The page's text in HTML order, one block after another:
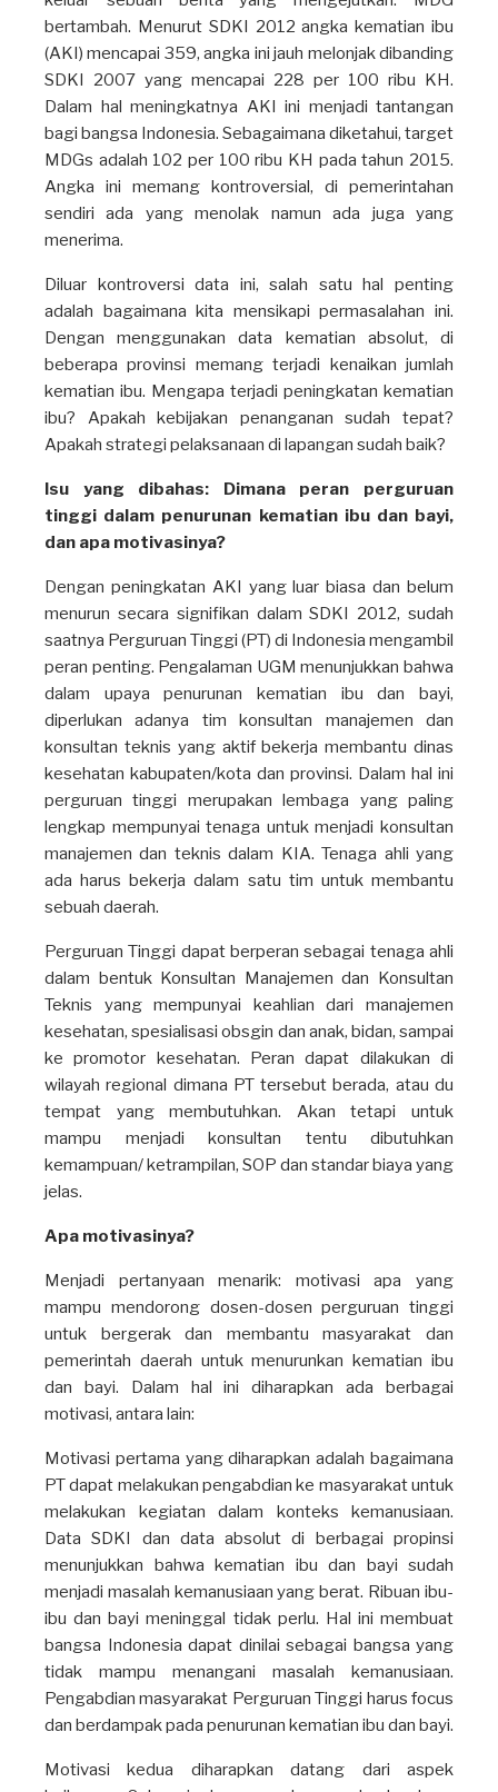
bertambah. Menurut SDKI 2012 angka kematian ibu
(AKI) mencapai 359, angka ini jauh melonjak dibanding
SDKI 2007 yang mencapai 228 per 100 ribu KH.
Dalam hal meningkatnya AKI ini menjadi tantangan
bagi bangsa Indonesia. Sebagaimana diketahui, target
MDGs adalah 102 per 100 ribu KH pada tahun 2015.
Angka ini memang kontroversial, di pemerintahan
sendiri ada yang menolak namun ada juga yang
menerima.
Diluar kontroversi data ini, salah satu hal penting
adalah bagaimana kita mensikapi permasalahan ini.
Dengan menggunakan data kematian absolut, di
beberapa provinsi memang terjadi kenaikan jumlah
kematian ibu. Mengapa terjadi peningkatan kematian
ibu? Apakah kebijakan penanganan sudah tepat?
Apakah strategi pelaksanaan di lapangan sudah baik?
Isu yang dibahas: Dimana peran perguruan
tinggi dalam penurunan kematian ibu dan bayi,
dan apa motivasinya?
Dengan peningkatan AKI yang luar biasa dan belum
menurun secara signifikan dalam SDKI 2012, sudah
saatnya Perguruan Tinggi (PT) di Indonesia mengambil
peran penting. Pengalaman UGM menunjukkan bahwa
dalam upaya penurunan kematian ibu dan bayi,
diperlukan adanya tim konsultan manajemen dan
konsultan teknis yang aktif bekerja membantu dinas
kesehatan kabupaten/kota dan provinsi. Dalam hal ini
perguruan tinggi merupakan lembaga yang paling
lengkap mempunyai tenaga untuk menjadi konsultan
manajemen dan teknis dalam KIA. Tenaga ahli yang
ada harus bekerja dalam satu tim untuk membantu
sebuah daerah.
Perguruan Tinggi dapat berperan sebagai tenaga ahli
dalam bentuk Konsultan Manajemen dan Konsultan
Teknis yang mempunyai keahlian dari manajemen
kesehatan, spesialisasi obsgin dan anak, bidan, sampai
ke promotor kesehatan. Peran dapat dilakukan di
wilayah regional dimana PT tersebut berada, atau du
tempat yang membutuhkan. Akan tetapi untuk
mampu menjadi konsultan tentu dibutuhkan
kemampuan/ ketrampilan, SOP dan standar biaya yang
jelas.
Apa motivasinya?
Menjadi pertanyaan menarik: motivasi apa yang
mampu mendorong dosen-dosen perguruan tinggi
untuk bergerak dan membantu masyarakat dan
pemerintah daerah untuk menurunkan kematian ibu
dan bayi. Dalam hal ini diharapkan ada berbagai
motivasi, antara lain:
Motivasi pertama yang diharapkan adalah bagaimana
PT dapat melakukan pengabdian ke masyarakat untuk
melakukan kegiatan dalam konteks kemanusiaan.
Data SDKI dan data absolut di berbagai propinsi
menunjukkan bahwa kematian ibu dan bayi sudah
menjadi masalah kemanusiaan yang berat. Ribuan ibu-
ibu dan bayi meninggal tidak perlu. Hal ini membuat
bangsa Indonesia dapat dinilai sebagai bangsa yang
tidak mampu menangani masalah kemanusiaan.
Pengabdian masyarakat Perguruan Tinggi harus focus
dan berdampak pada penurunan kematian ibu dan bayi.
Motivasi kedua diharapkan datang dari aspek